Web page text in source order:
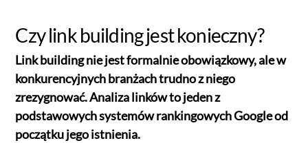
Czy link building jest konieczny?
Link building nie jest formalnie obowiązkowy, ale w
konkurencyjnych branżach trudno z niego
zrezygnować. Analiza linków to jeden z
podstawowych systemów rankingowych Google od
początku jego istnienia.